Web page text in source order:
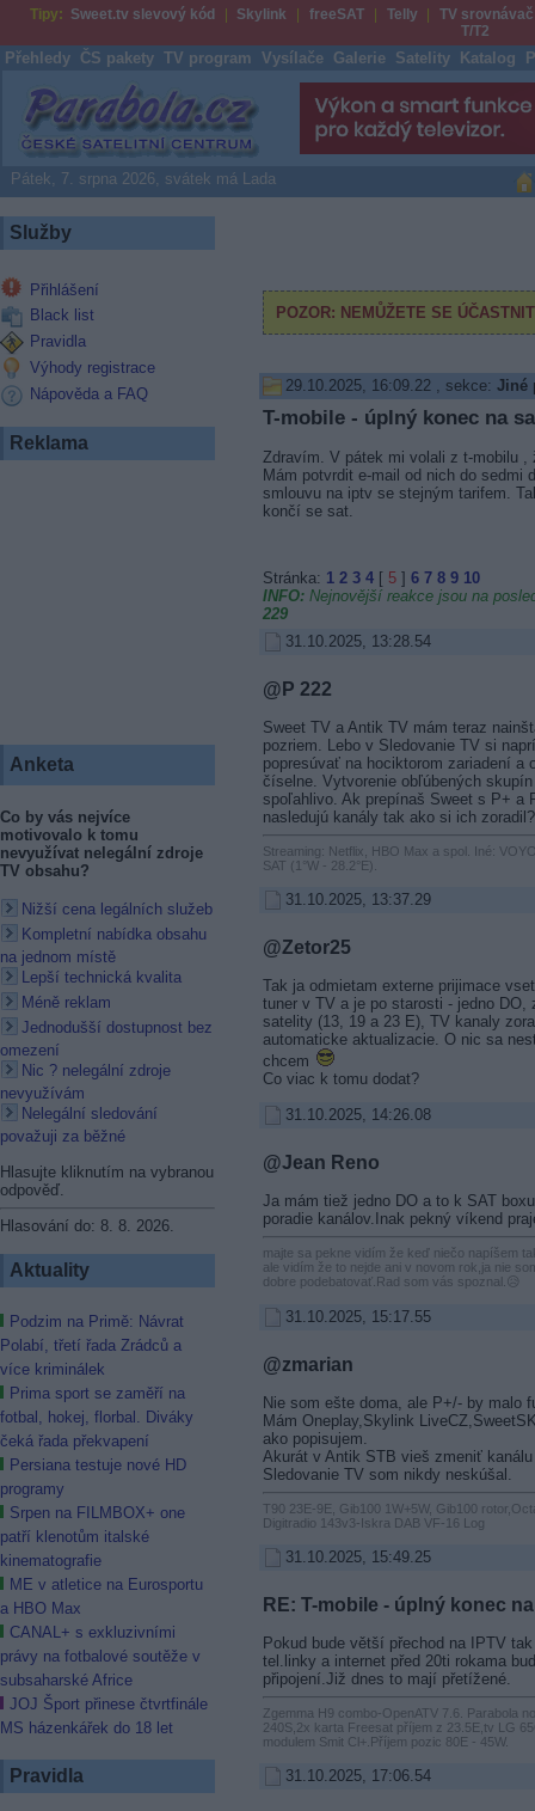
Tipy: Sweet.tv slevový kód Skylink freeSAT Telly
TV srovnávač
T/T2
Přehledy ČS pakety TV program Vysílače Galerie Satelity Katalog
Parabola.cz
Pátek, 7. srpna 2026, svátek má Lada
Služby
Přihlášení
Black list
Pravidla
Výhody registrace
Nápověda a FAQ
Reklama
Anketa
Co by vás nejvíce
motivovalo k tomu
nevyužívat nelegální zdroje
TV obsahu?
Nižší cena legálních služeb
Kompletní nabídka obsahu
na jednom místě
Lepší technická kvalita
Méně reklam
Jednodušší dostupnost bez
omezení
Nic ? nelegální zdroje
nevyužívám
Nelegální sledování
považuji za běžné
Hlasujte kliknutím na vybranou
odpověď.
Hlasování do: 8. 8. 2026.
Aktuality
Podzim na Primě: Návrat
Polabí, třetí řada Zrádců a
více kriminálek
Prima sport se zaměří na
fotbal, hokej, florbal. Diváky
čeká řada překvapení
Persiana testuje nové HD
programy
Srpen na FILMBOX+ one
patří klenotům italské
kinematografie
ME v atletice na Eurosportu
a HBO Max
CANAL+ s exkluzivními
právy na fotbalové soutěže v
subsaharské Africe
JOJ Šport přinese čtvrtfinále
MS házenkářek do 18 let
Pravidla
29.10.2025, 16:09.22 , sekce: Jiné
T-mobile - úplný konec na
Zdravím. V pátek mi volali z t-mobilu
Mám potvrdit e-mail od nich do sedmi
smlouvu na iptv se stejným tarifem.
končí se sat.
Stránka: 1 2 3 4[ 5] 6 7 8 9 10
INFO:Nejnovější reakce jsou na
229
31.10.2025, 13:28.54
@P 222
Sweet TV a Antik TV mám teraz
pozriem. Lebo v Sledovanie TV si
popresúvať na hociktorom zariadení a
číselne. Vytvorenie obľúbených
spoľahlivo. Ak prepínaš Sweet s P+ a
nasledujú kanály tak ako si ich zoradil?
Streaming: Netflix, HBO Max a spol. Iné:
SAT (1°W - 28.2°E).
31.10.2025, 13:37.29
@Zetor25
Tak ja odmietam externe prijimace
tuner v TV a je po starosti - jedno DO,
satelity (13, 19 a 23 E), TV kanaly
automaticke aktualizacie. O nic sa
chcem
Co viac k tomu dodat?
31.10.2025, 14:26.08
@Jean Reno
Ja mám tiež jedno DO a to k SAT
poradie kanálov.Inak pekný víkend
majte sa pekne vidím že keď niečo napíšem
ale vidím že to nejde ani v novom rok,ja nie
dobre podebatovať.Rad som vás spoznal.😥
31.10.2025, 15:17.55
@zmarian
Nie som ešte doma, ale P+/- by malo
Mám Oneplay,Skylink
ako popisujem.
Akurát v Antik STB vieš zmeniť
Sledovanie TV som nikdy neskúšal.
T90 23E-9E, Gib100 1W+5W, Gib100
Digitradio 143v3-Iskra DAB VF-16 Log
31.10.2025, 15:49.25
RE: T-mobile - úplný konec
Pokud bude větší přechod na IPTV
tel.linky a internet před 20ti rokama
připojení.Již dnes to mají přetížené.
Zgemma H9 combo-OpenATV 7.6. Parabola
240S,2x karta Freesat příjem z 23.5E,tv LG
modulem Smit Cl+.Příjem pozic 80E - 45W.
31.10.2025, 17:06.54